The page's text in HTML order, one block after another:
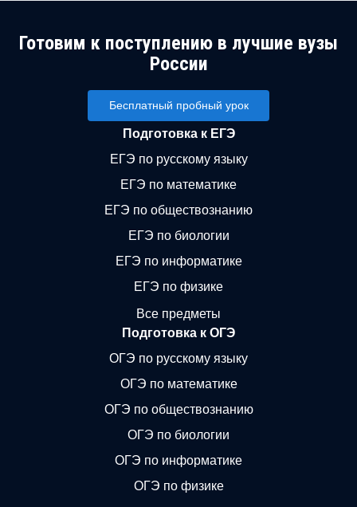
Готовим к поступлению в лучшие вузы
России
Бесплатный пробный урок
Подготовка к ЕГЭ
ЕГЭ по русскому языку
ЕГЭ по математике
ЕГЭ по обществознанию
ЕГЭ по биологии
ЕГЭ по информатике
ЕГЭ по физике
Все предметы
Подготовка к ОГЭ
ОГЭ по русскому языку
ОГЭ по математике
ОГЭ по обществознанию
ОГЭ по биологии
ОГЭ по информатике
ОГЭ по физике